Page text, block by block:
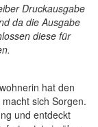
Druckausgabe
da die Ausgabe
diese für
hat den
sich Sorgen.
und entdeckt